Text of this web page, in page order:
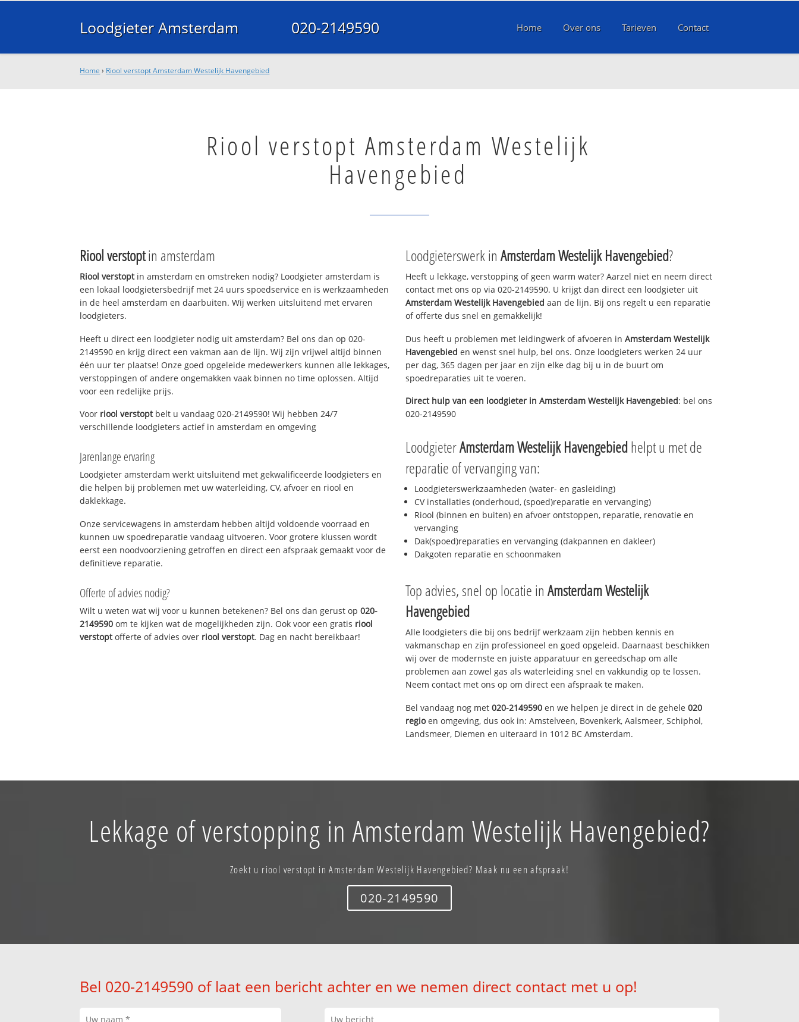
Loodgieter Amsterdam 020-2149590 Home Over ons Tarieven Contact
Home › Riool verstopt Amsterdam Westelijk Havengebied
Riool verstopt Amsterdam Westelijk
Havengebied
Riool verstoptin amsterdam
Riool verstoptin amsterdam en omstreken nodig? Loodgieter amsterdam is
een lokaal loodgietersbedrijf met 24 uurs spoedservice en is werkzaamheden
in de heel amsterdam en daarbuiten. Wij werken uitsluitend met ervaren
loodgieters.
Heeft u direct een loodgieter nodig uit amsterdam? Bel ons dan op 020-
2149590 en krijg direct een vakman aan de lijn. Wij zijn vrijwel altijd binnen
één uur ter plaatse! Onze goed opgeleide medewerkers kunnen alle lekkages,
verstoppingen of andere ongemakken vaak binnen no time oplossen. Altijd
voor een redelijke prijs.
Voor riool verstoptbelt u vandaag 020-2149590! Wij hebben 24/7
verschillende loodgieters actief in amsterdam en omgeving
Jarenlange ervaring
Loodgieter amsterdam werkt uitsluitend met gekwalificeerde loodgieters en
die helpen bij problemen met uw waterleiding, CV, afvoer en riool en
daklekkage.
Onze servicewagens in amsterdam hebben altijd voldoende voorraad en
kunnen uw spoedreparatie vandaag uitvoeren. Voor grotere klussen wordt
eerst een noodvoorziening getroffen en direct een afspraak gemaakt voor de
definitieve reparatie.
Offerte of advies nodig?
Wilt u weten wat wij voor u kunnen betekenen? Bel ons dan gerust op020-
2149590 om te kijken wat de mogelijkheden zijn. Ook voor een gratis riool
verstoptofferte of advies over riool verstopt. Dag en nacht bereikbaar!
Loodgieterswerk in Amsterdam Westelijk Havengebied?
Heeft u lekkage, verstopping of geen warm water? Aarzel niet en neem direct
contact met ons op via 020-2149590. U krijgt dan direct een loodgieter uit
Amsterdam Westelijk Havengebied aan de lijn. Bij ons regelt u een reparatie
of offerte dus snel en gemakkelijk!
Dus heeft u problemen met leidingwerk of afvoeren in Amsterdam Westelijk
Havengebied en wenst snel hulp, bel ons. Onze loodgieters werken 24 uur
per dag, 365 dagen per jaar en zijn elke dag bij u in de buurt om
spoedreparaties uit te voeren.
Direct hulp van een loodgieter in Amsterdam Westelijk Havengebied: bel ons
020-2149590
LoodgieterAmsterdam Westelijk Havengebiedhelpt u met de
reparatie of vervanging van:
Loodgieterswerkzaamheden (water- en gasleiding)
CV installaties (onderhoud, (spoed)reparatie en vervanging)
Riool (binnen en buiten) en afvoer ontstoppen, reparatie, renovatie en
vervanging
Dak(spoed)reparaties en vervanging (dakpannen en dakleer)
Dakgoten reparatie en schoonmaken
Top advies, snel op locatie in Amsterdam Westelijk
Havengebied
Alle loodgieters die bij ons bedrijf werkzaam zijn hebben kennis en
vakmanschap en zijn professioneel en goed opgeleid. Daarnaast beschikken
wij over de modernste en juiste apparatuur en gereedschap om alle
problemen aan zowel gas als waterleiding snel en vakkundig op te lossen.
Neem contact met ons op om direct een afspraak te maken.
Bel vandaag nog met 020-2149590 en we helpen je direct in de gehele 020
regioen omgeving, dus ook in: Amstelveen, Bovenkerk, Aalsmeer, Schiphol,
Landsmeer, Diemen en uiteraard in 1012 BC Amsterdam.
Lekkage of verstopping in Amsterdam Westelijk Havengebied?
Zoekt u riool verstopt in Amsterdam Westelijk Havengebied? Maak nu een afspraak!
020-2149590
Bel 020-2149590 of laat een bericht achter en we nemen direct contact met u op!